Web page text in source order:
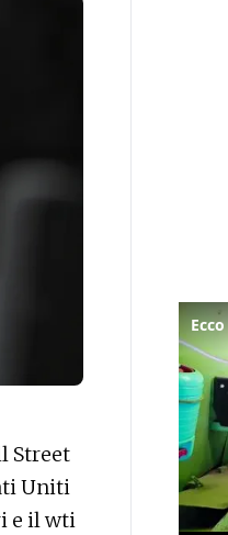
Street
Uniti
e il wti